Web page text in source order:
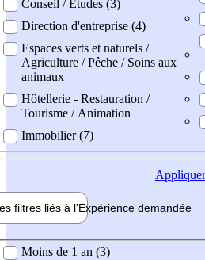
Conseil / Etudes (3)
Direction d'entreprise (4)
Espaces verts et naturels /
Agriculture / Pêche / Soins aux
animaux
Hôtellerie - Restauration /
Tourisme / Animation
Immobilier (7)
Appliquer
filtres liés à l'Expérience demandée
demandée
Moins de 1 an (3)